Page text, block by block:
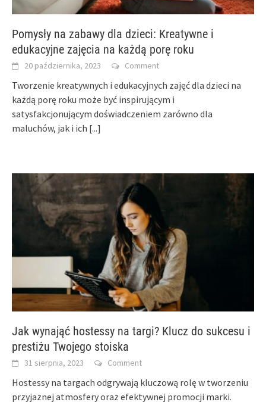
Pomysły na zabawy dla dzieci: Kreatywne i
edukacyjne zajęcia na każdą porę roku
20 października, 2023 Comment
Tworzenie kreatywnych i edukacyjnych zajęć dla dzieci na
każdą porę roku może być inspirującym i
satysfakcjonującym doświadczeniem zarówno dla
maluchów, jak i ich [...]
Jak wynająć hostessy na targi? Klucz do sukcesu i
prestiżu Twojego stoiska
31 sierpnia, 2023 Comment
Hostessy na targach odgrywają kluczową rolę w tworzeniu
przyjaznej atmosfery oraz efektywnej promocji marki.